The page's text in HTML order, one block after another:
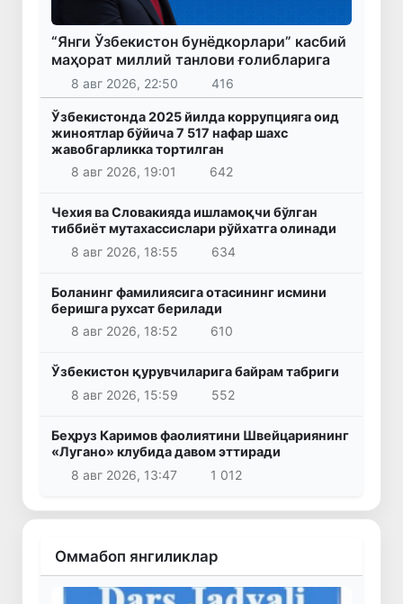
“Янги Ўзбекистон бунёдкорлари” касбий
маҳорат миллий танлови ғолибларига
8 авг 2026, 22:50 416
Ўзбекистонда 2025 йилда коррупцияга оид
жиноятлар бўйича 7 517 нафар шахс
жавобгарликка тортилган
8 авг 2026, 19:01
642
Чехия ва Словакияда ишламоқчи бўлган
тиббиёт мутахассислари рўйхатга олинади
8 авг 2026, 18:55
634
Боланинг фамилиясига отасининг исмини
беришга рухсат берилади
8 авг 2026, 18:52
610
Ўзбекистон қурувчиларига байрам табриги
8 авг 2026, 15:59
552
Беҳруз Каримов фаолиятини Швейцариянинг
«Лугано» клубида давом эттиради
8 авг 2026, 13:47
1 012
Оммабоп янгиликлар